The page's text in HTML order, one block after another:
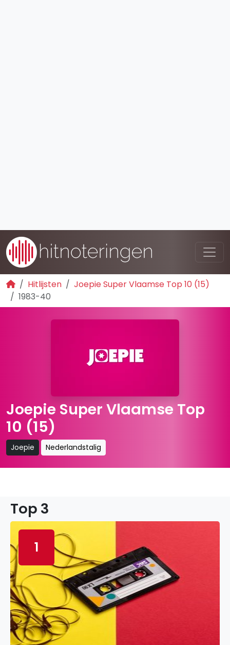
Hitlijsten
Joepie Super Vlaamse Top 10 (15)
1983-40
Joepie Super Vlaamse Top
10 (15)
Joepie Nederlandstalig
Top 3
1